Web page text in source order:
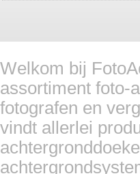
Welkom bij
assortiment foto-
fotografen en
vindt allerlei